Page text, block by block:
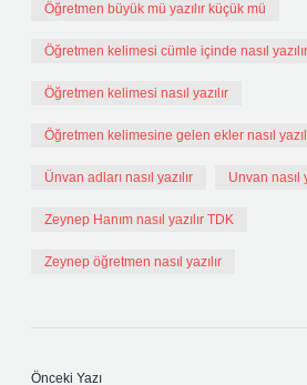
Öğretmen büyük mü yazılır küçük mü
Öğretmen kelimesi cümle içinde nasıl yazılır
Öğretmen kelimesi nasıl yazılır
Öğretmen kelimesine gelen ekler nasıl
Ünvan adları nasıl yazılır Unvan nasıl
Zeynep Hanım nasıl yazılır TDK
Zeynep öğretmen nasıl yazılır
Önceki Yazı